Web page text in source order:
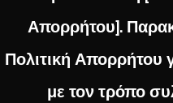
Απορρήτου].
Πολιτική Απορρήτου
με τον τρόπο